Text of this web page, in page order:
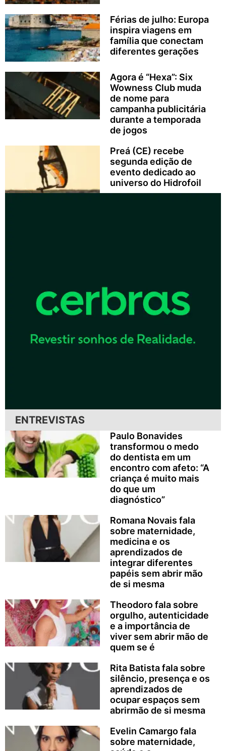
Férias de julho: Europa
inspira viagens em
família que conectam
diferentes gerações
Agora é “Hexa”: Six
Wowness Club muda
de nome para
campanha publicitária
durante a temporada
de jogos
Preá (CE) recebe
segunda edição de
evento dedicado ao
universo do Hidrofoil
ENTREVISTAS
Paulo Bonavides
transformou o medo
do dentista em um
encontro com afeto: “A
criança é muito mais
do que um
diagnóstico”
Romana Novais fala
sobre maternidade,
medicina e os
aprendizados de
integrar diferentes
papéis sem abrir mão
de si mesma
Theodoro fala sobre
orgulho, autenticidade
e a importância de
viver sem abrir mão de
quem se é
Rita Batista fala sobre
silêncio, presença e os
aprendizados de
ocupar espaços sem
abrirmão de si mesma
Evelin Camargo fala
sobre maternidade,